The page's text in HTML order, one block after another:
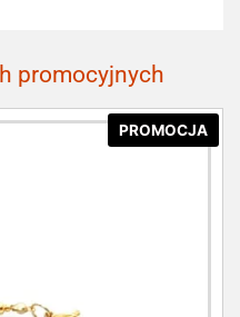
promocyjnych
PROMOCJA